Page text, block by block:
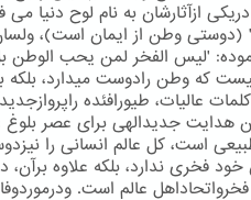
ازآثارشان به نام لوح دنیا
(دوستی وطن از ایمان است)،
'لیس الفخر لمن یحب الوطن
که وطن رادوست میدارد،
عالیات، طیورافئده
هدایت جدیدالهی برای عصر بلوغ
است، كل عالم انسانی را
خود فخری ندارد، بلكه علاوه
عالم است.